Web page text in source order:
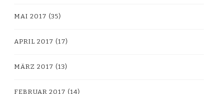
MAI 2017 (35)
APRIL 2017 (17)
MÄRZ 2017 (13)
FEBRUAR 2017 (14)